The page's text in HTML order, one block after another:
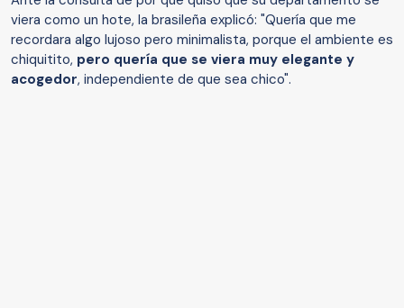
viera como un hote, la brasileña explicó: "Quería que me
recordara algo lujoso pero minimalista, porque el ambiente es
chiquitito, pero quería que se viera muy elegante y
acogedor, independiente de que sea chico".